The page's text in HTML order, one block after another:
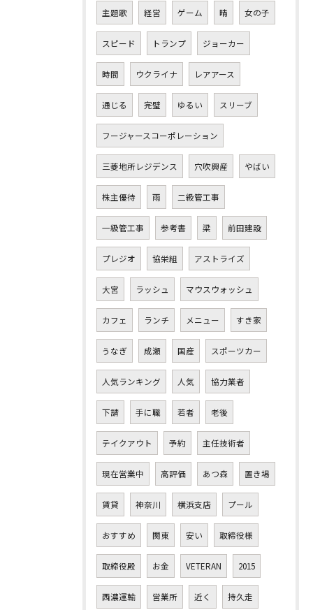
主題歌 経営 ゲーム 晴 女の子
スピード トランプ ジョーカー
時間 ウクライナ レアアース
通じる 完璧 ゆるい スリーブ
フージャースコーポレーション
三菱地所レジデンス 穴吹興産 やばい
株主優待 雨 二級管工事
一級管工事 参考書 梁 前田建設
プレジオ 協栄組 アストライズ
大宮 ラッシュ マウスウォッシュ
カフェ ランチ メニュー すき家
うなぎ 成瀬 国産 スポーツカー
人気ランキング 人気 協力業者
下請 手に職 若者 老後
テイクアウト 予約 主任技術者
現在営業中 高評価 あつ森 置き場
賃貸 神奈川 横浜支店 プール
おすすめ 関東 安い 取締役様
取締役殿 お金 VETERAN 2015
西濃運輸 営業所 近く 持久走